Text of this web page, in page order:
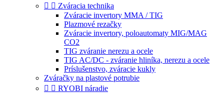
  Zváracia technika
Zváracie invertory MMA / TIG
Plazmové rezačky
Zváracie invertory, poloautomaty MIG/MAG
CO2
TIG zváranie nerezu a ocele
TIG AC/DC - zváranie hliníka, nerezu a ocele
Príslušenstvo, zváracie kukly
Zváračky na plastové potrubie
  RYOBI náradie